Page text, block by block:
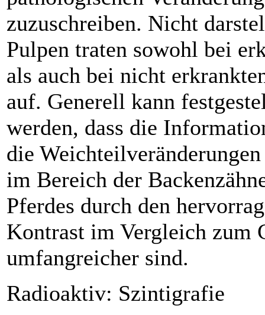
zuzuschreiben. Nicht
Pulpen traten sowohl bei
als auch bei nicht
auf. Generell kann
werden, dass die
die
im Bereich der
Pferdes durch den
Kontrast im Vergleich zum
umfangreicher sind.
Radioaktiv: Szintigrafie